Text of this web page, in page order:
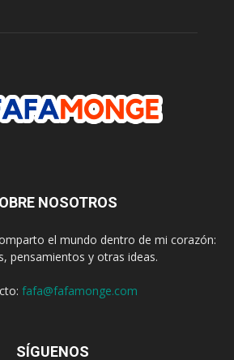
NOSOTROS
el mundo dentro de mi corazón:
pensamientos y otras ideas.
fafa@fafamonge.com
SÍGUENOS